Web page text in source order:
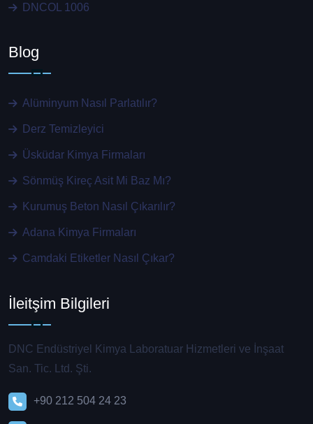
DNCOL 1006
Blog
Alüminyum Nasıl Parlatılır?
Derz Temizleyici
Üsküdar Kimya Firmaları
Sönmüş Kireç Asit Mi Baz Mı?
Kurumuş Beton Nasıl Çıkarılır?
Adana Kimya Firmaları
Camdaki Etiketler Nasıl Çıkar?
İleitşim Bilgileri
DNC Endüstriyel Kimya Laboratuar Hizmetleri ve İnşaat
San. Tic. Ltd. Şti.
+90 212 504 24 23